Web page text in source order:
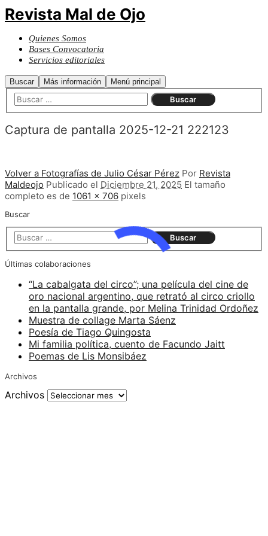
Revista Mal de Ojo
Quienes Somos
Bases Convocatoria
Servicios editoriales
Buscar Más información Menú principal
Captura de pantalla 2025-12-21 222123
Volver a Fotografías de Julio César Pérez Por Revista
Maldeojo Publicado el Diciembre 21, 2025 El tamaño
completo es de 1061 × 706 pixels
Buscar
Últimas colaboraciones
“La cabalgata del circo”; una película del cine de
oro nacional argentino, que retrató al circo criollo
en la pantalla grande, por Melina Trinidad Ordoñez
Muestra de collage Marta Sáenz
Poesía de Tiago Quingosta
Mi familia política, cuento de Facundo Jaitt
Poemas de Lis Monsibáez
Archivos
Archivos